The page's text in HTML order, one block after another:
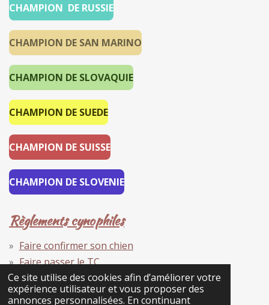
Ce site utilise des cookies afin d’améliorer votre
expérience utilisateur et vous proposer des
annonces personnalisées. En continuant
CHAMPION DE RUSSIE
CHAMPION DE SAN MARINO
CHAMPION DE SLOVAQUIE
CHAMPION DE SUEDE
CHAMPION DE SUISSE
CHAMPION DE SLOVENIE
Règlements cynophiles
Faire confirmer son chien
Faire passer le TC
Devenir champion
Faire côter son chien